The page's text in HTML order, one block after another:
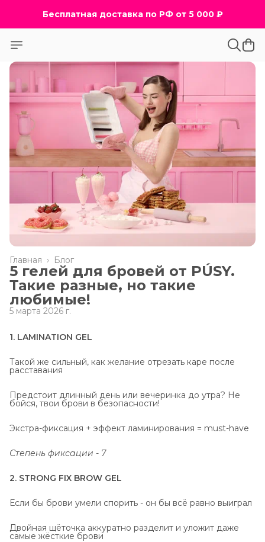
Бесплатная доставка по РФ от 5 000 ₽
Блог
Главная ›
5 гелей для бровей от PÚSY.
Такие разные, но такие
любимые!
5 марта 2026 г.
1. LAMINATION GEL
Такой же сильный, как желание отрезать каре после
расставания
Предстоит длинный день или вечеринка до утра? Не
бойся, твои брови в безопасности!
Экстра-фиксация + эффект ламинирования = must-have
Степень фиксации - 7
2. STRONG FIX BROW GEL
Если бы брови умели спорить - он бы всё равно выиграл
Двойная щёточка аккуратно разделит и уложит даже
самые жёсткие брови